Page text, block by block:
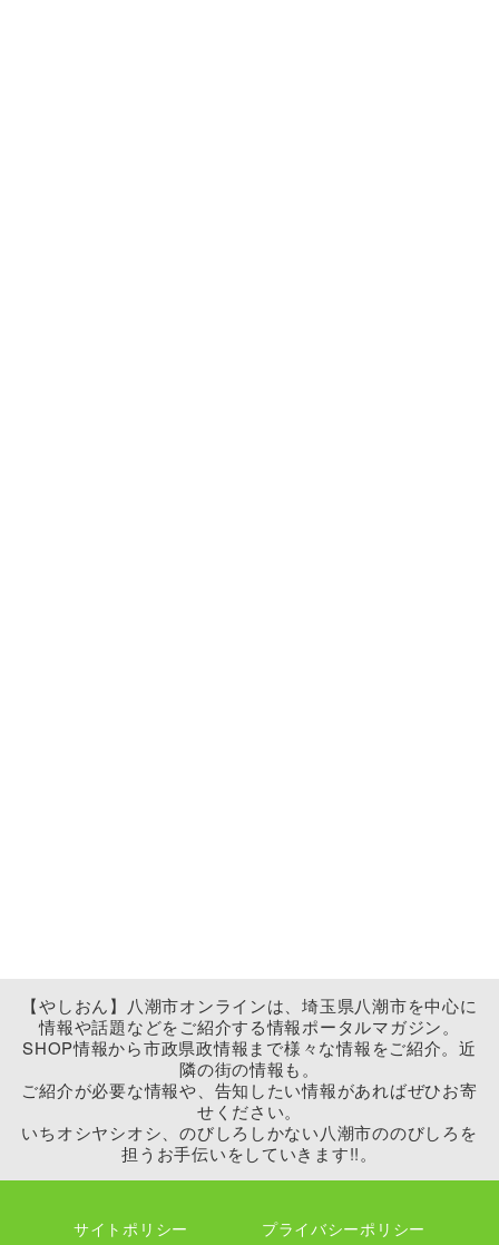
【やしおん】八潮市オンラインは、埼玉県八潮市を中心に
情報や話題などをご紹介する情報ポータルマガジン。
SHOP情報から市政県政情報まで様々な情報をご紹介。近
隣の街の情報も。
ご紹介が必要な情報や、告知したい情報があればぜひお寄
せください。
いちオシヤシオシ、のびしろしかない八潮市ののびしろを
担うお手伝いをしていきます!!。
サイトポリシー プライバシーポリシー